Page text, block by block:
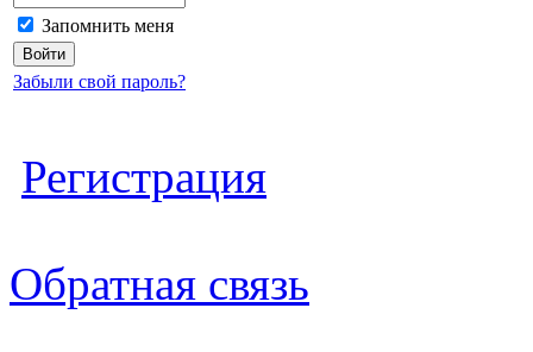
Запомнить меня
Забыли свой пароль?
Регистрация
Обратная связь